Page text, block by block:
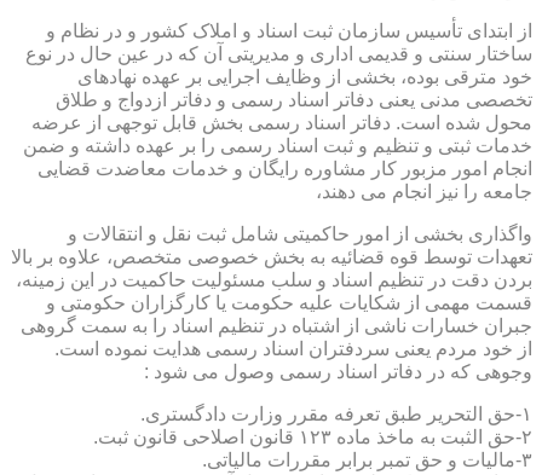
از ابتدای تأسیس سازمان ثبت اسناد و املاک کشور و در نظام و
ساختار سنتی و قدیمی اداری و مدیریتی آن که در عین حال در نوع
خود مترقی بوده، بخشی از وظایف اجرایی بر عهده نهادهای
تخصصی مدنی یعنی دفاتر اسناد رسمی و دفاتر ازدواج و طلاق
محول شده است. دفاتر اسناد رسمی بخش قابل توجهی از عرضه
خدمات ثبتی و تنظیم و ثبت اسناد رسمی را بر عهده داشته و ضمن
انجام امور مزبور کار مشاوره رایگان و خدمات معاضدت قضایی
جامعه را نیز انجام می دهند،
واگذاری بخشی از امور حاکمیتی شامل ثبت نقل و انتقالات و
تعهدات توسط قوه قضائیه به بخش خصوصی متخصص، علاوه بر بالا
بردن دقت در تنظیم اسناد و سلب مسئولیت حاکمیت در این زمینه،
قسمت مهمی از شکایات علیه حکومت یا کارگزاران حکومتی و
جبران خسارات ناشی از اشتباه در تنظیم اسناد را به سمت گروهی
از خود مردم یعنی سردفتران اسناد رسمی هدایت نموده است.
وجوهی که در دفاتر اسناد رسمی وصول می شود :
۱-حق التحریر طبق تعرفه مقرر وزارت دادگستری.
۲-حق الثبت به ماخذ ماده ۱۲۳ قانون اصلاحی قانون ثبت.
۳-مالیات و حق تمبر برابر مقررات مالیاتی.